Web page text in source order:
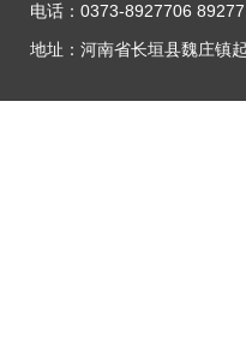
电话：0373-8927706
地址：河南省长垣县魏庄